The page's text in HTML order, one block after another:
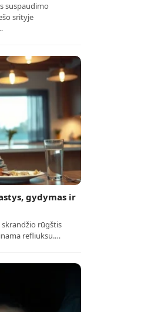
suspaudimo
srityje
gydymas ir
skrandžio rūgštis
refliuksu.…